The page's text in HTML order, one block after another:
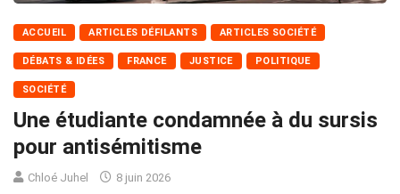
ACCUEIL ARTICLES DÉFILANTS ARTICLES SOCIÉTÉ
DÉBATS & IDÉES FRANCE JUSTICE POLITIQUE
SOCIÉTÉ
Une étudiante condamnée à du sursis
pour antisémitisme
Chloé Juhel 8 juin 2026